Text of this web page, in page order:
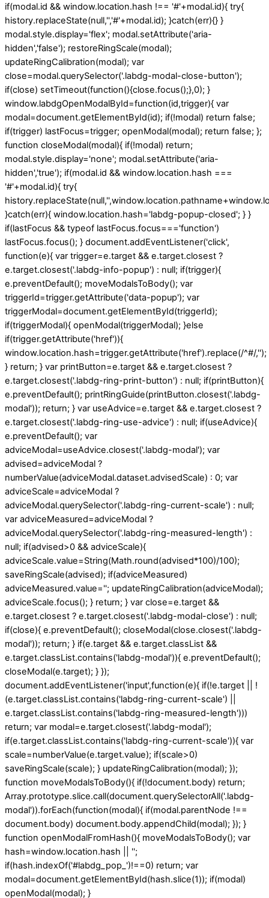
if(modal.id && window.location.hash !== '#'+modal.id){ try{
history.replaceState(null,'','#'+modal.id); }catch(err){} }
modal.style.display='flex'; modal.setAttribute('aria-
hidden','false'); restoreRingScale(modal);
updateRingCalibration(modal); var
close=modal.querySelector('.labdg-modal-close-button');
if(close) setTimeout(function(){close.focus();},0); }
window.labdgOpenModalById=function(id,trigger){ var
modal=document.getElementById(id); if(!modal) return false;
if(trigger) lastFocus=trigger; openModal(modal); return false; };
function closeModal(modal){ if(!modal) return;
modal.style.display='none'; modal.setAttribute('aria-
hidden','true'); if(modal.id && window.location.hash ===
'#'+modal.id){ try{
}catch(err){ window.location.hash='labdg-popup-closed'; } }
if(lastFocus && typeof lastFocus.focus==='function')
lastFocus.focus(); } document.addEventListener('click',
function(e){ var trigger=e.target && e.target.closest ?
e.target.closest('.labdg-info-popup') : null; if(trigger){
e.preventDefault(); moveModalsToBody(); var
triggerId=trigger.getAttribute('data-popup'); var
triggerModal=document.getElementById(triggerId);
if(triggerModal){ openModal(triggerModal); }else
if(trigger.getAttribute('href')){
window.location.hash=trigger.getAttribute('href').replace(/^#/,'');
} return; } var printButton=e.target && e.target.closest ?
e.target.closest('.labdg-ring-print-button') : null; if(printButton){
e.preventDefault(); printRingGuide(printButton.closest('.labdg-
modal')); return; } var useAdvice=e.target && e.target.closest ?
e.target.closest('.labdg-ring-use-advice') : null; if(useAdvice){
e.preventDefault(); var
adviceModal=useAdvice.closest('.labdg-modal'); var
advised=adviceModal ?
numberValue(adviceModal.dataset.advisedScale) : 0; var
adviceScale=adviceModal ?
adviceModal.querySelector('.labdg-ring-current-scale') : null;
var adviceMeasured=adviceModal ?
adviceModal.querySelector('.labdg-ring-measured-length') :
null; if(advised>0 && adviceScale){
adviceScale.value=String(Math.round(advised*100)/100);
saveRingScale(advised); if(adviceMeasured)
adviceMeasured.value=''; updateRingCalibration(adviceModal);
adviceScale.focus(); } return; } var close=e.target &&
e.target.closest ? e.target.closest('.labdg-modal-close') : null;
if(close){ e.preventDefault(); closeModal(close.closest('.labdg-
modal')); return; } if(e.target && e.target.classList &&
e.target.classList.contains('labdg-modal')){ e.preventDefault();
closeModal(e.target); } });
document.addEventListener('input',function(e){ if(!e.target || !
(e.target.classList.contains('labdg-ring-current-scale') ||
e.target.classList.contains('labdg-ring-measured-length')))
return; var modal=e.target.closest('.labdg-modal');
if(e.target.classList.contains('labdg-ring-current-scale')){ var
scale=numberValue(e.target.value); if(scale>0)
saveRingScale(scale); } updateRingCalibration(modal); });
function moveModalsToBody(){ if(!document.body) return;
Array.prototype.slice.call(document.querySelectorAll('.labdg-
modal')).forEach(function(modal){ if(modal.parentNode !==
document.body) document.body.appendChild(modal); }); }
function openModalFromHash(){ moveModalsToBody(); var
hash=window.location.hash || '';
if(hash.indexOf('#labdg_pop_')!==0) return; var
modal=document.getElementById(hash.slice(1)); if(modal)
openModal(modal); }